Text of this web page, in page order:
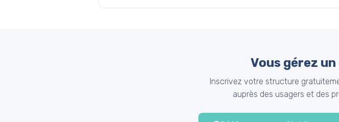
Vous gérez
Inscrivez votre structure
auprès des usagers et des